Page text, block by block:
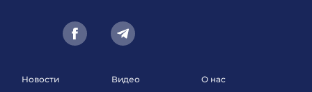
Новости
Видео
О нас